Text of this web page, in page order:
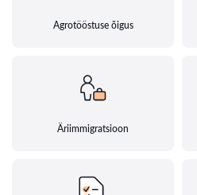
Agrotööstuse õigus
Äriimmigratsioon